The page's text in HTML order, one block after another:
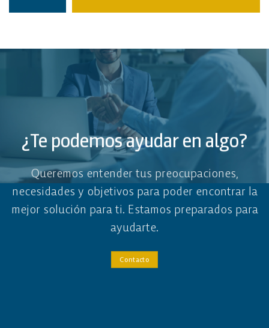
¿Te podemos ayudar en algo?
Queremos entender tus preocupaciones,
necesidades y objetivos para poder encontrar la
mejor solución para ti. Estamos preparados para
ayudarte.
Contacto